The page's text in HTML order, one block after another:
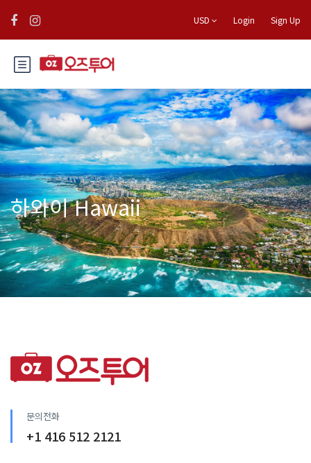
USD Login Sign Up
하와이 Hawaii
문의전화
+1 416 512 2121